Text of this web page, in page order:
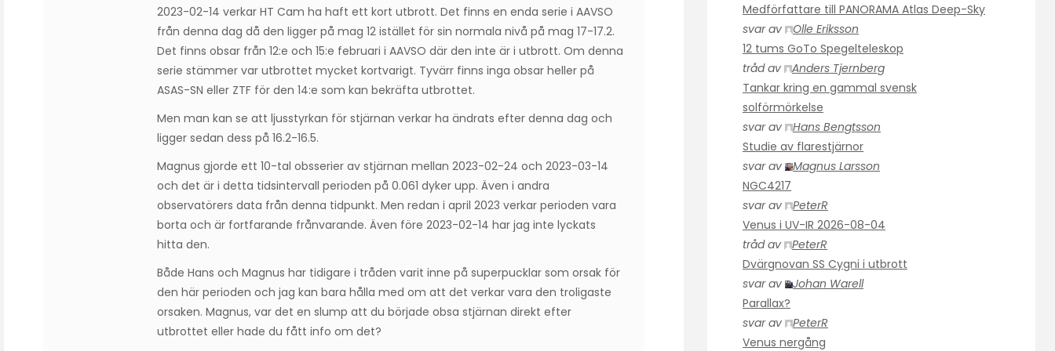
2023-02-14 verkar HT Cam ha haft ett kort utbrott. Det finns en enda serie i AAVSO
från denna dag då den ligger på mag 12 istället för sin normala nivå på mag 17-17.2.
Det finns obsar från 12:e och 15:e februari i AAVSO där den inte är i utbrott. Om denna
serie stämmer var utbrottet mycket kortvarigt. Tyvärr finns inga obsar heller på
ASAS-SN eller ZTF för den 14:e som kan bekräfta utbrottet.
Men man kan se att ljusstyrkan för stjärnan verkar ha ändrats efter denna dag och
ligger sedan dess på 16.2-16.5.
Magnus gjorde ett 10-tal obsserier av stjärnan mellan 2023-02-24 och 2023-03-14
och det är i detta tidsintervall perioden på 0.061 dyker upp. Även i andra
observatörers data från denna tidpunkt. Men redan i april 2023 verkar perioden vara
borta och är fortfarande frånvarande. Även före 2023-02-14 har jag inte lyckats
hitta den.
Både Hans och Magnus har tidigare i tråden varit inne på superpucklar som orsak för
den här perioden och jag kan bara hålla med om att det verkar vara den troligaste
orsaken. Magnus, var det en slump att du började obsa stjärnan direkt efter
utbrottet eller hade du fått info om det?
Medförfattare till PANORAMA Atlas Deep-Sky
svar av
Olle Eriksson
12 tums GoTo Spegelteleskop
tråd av
Anders Tjernberg
Tankar kring en gammal svensk
solförmörkelse
svar av
Hans Bengtsson
Studie av flarestjärnor
svar av
Magnus Larsson
NGC4217
svar av
PeterR
Venus i UV-IR 2026-08-04
tråd av
PeterR
Dvärgnovan SS Cygni i utbrott
svar av
Johan Warell
Parallax?
svar av
PeterR
Venus nergång